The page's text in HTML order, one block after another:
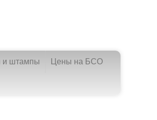
и штампы Цены на БСО